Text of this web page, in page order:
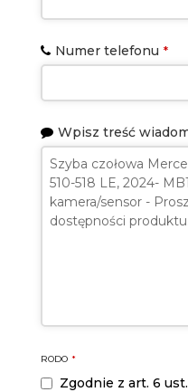
Numer telefonu *
Wpisz treść
Contact
Email *
RODO *
Zgodnie z art. 6